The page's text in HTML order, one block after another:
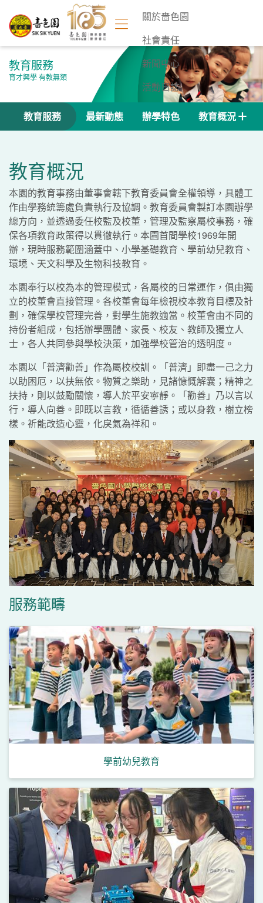
關於嗇色園
社會責任
新聞中心
活動日誌
聯絡我們
教育服務
育才興學 有教無類
教育服務 最新動態 辦學特色 教育概況
教育概況
本園的教育事務由董事會轄下教育委員會全權領導，具體工
作由學務統籌處負責執行及協調。教育委員會製訂本園辦學
總方向，並透過委任校監及校董，管理及監察屬校事務，確
保各項教育政策得以貫徹執行。本園首間學校1969年開
辦，現時服務範圍涵蓋中、小學基礎教育、學前幼兒教育、
環境、天文科學及生物科技教育。
本園奉行以校為本的管理模式，各屬校的日常運作，俱由獨
立的校董會直接管理。各校董會每年檢視校本教育目標及計
劃，確保學校管理完善，對學生施教適當。校董會由不同的
持份者組成，包括辦學團體、家長、校友、教師及獨立人
士，各人共同參與學校決策，加強學校管治的透明度。
本園以「普濟勸善」作為屬校校訓。「普濟」即盡一己之力
以助困厄，以扶無依。物質之樂助，見諸慷慨解囊；精神之
扶持，則以鼓勵關懷，導人於平安寧靜。「勸善」乃以言以
行，導人向善。即既以言教，循循善誘；或以身教，樹立榜
樣。祈能改造心靈，化戾氣為祥和。
服務範疇
學前幼兒教育